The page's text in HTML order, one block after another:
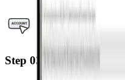
Step 03